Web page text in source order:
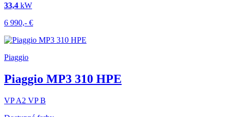
33,4 kW
6 990,- €
Piaggio
Piaggio MP3 310 HPE
VPA2 VPB